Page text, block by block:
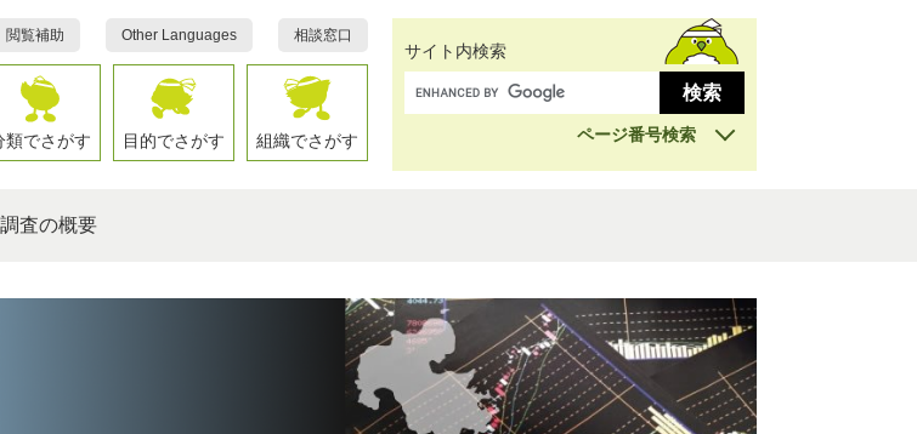
閲覧補助 Other Languages 相談窓口
類でさがす 目的でさがす 組織でさがす
サイト内検索
ページ番号検索
査の概要